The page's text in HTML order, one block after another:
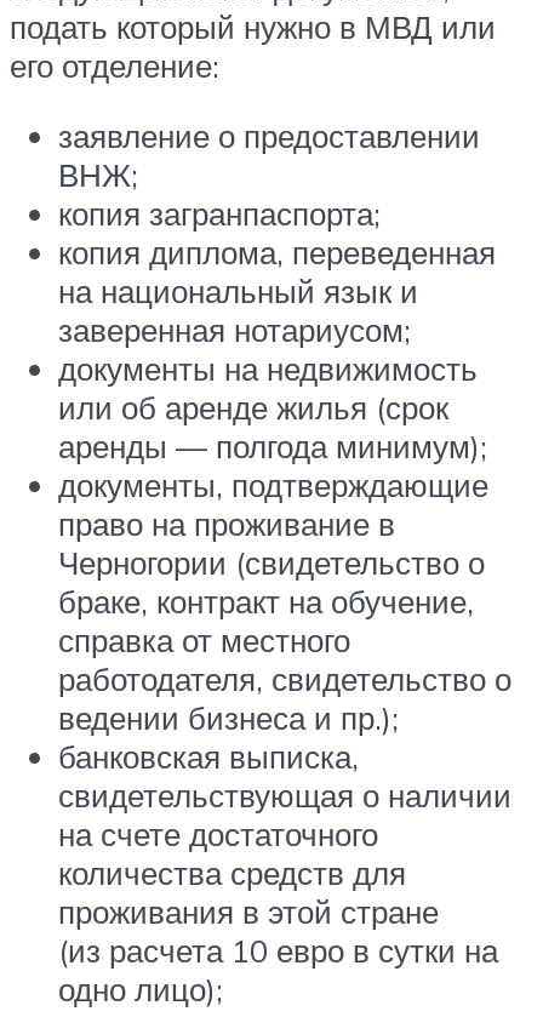
подать который нужно в МВД или
его отделение:
заявление о предоставлении
ВНЖ;
копия загранпаспорта;
копия диплома, переведенная
на национальный язык и
заверенная нотариусом;
документы на недвижимость
или об аренде жилья (срок
аренды — полгода минимум);
документы, подтверждающие
право на проживание в
Черногории (свидетельство о
браке, контракт на обучение,
справка от местного
работодателя, свидетельство о
ведении бизнеса и пр.);
банковская выписка,
свидетельствующая о наличии
на счете достаточного
количества средств для
проживания в этой стране
(из расчета 10 евро в сутки на
одно лицо);